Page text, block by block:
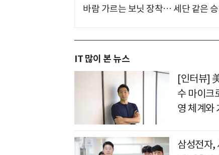
바람 가르는 보닛 장착… 세단 같은
IT 많이 본 뉴스
[인터뷰]
수 마이크
영 체계와
삼성전자,